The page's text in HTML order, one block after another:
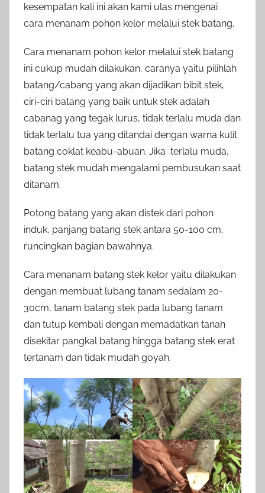
kesempatan kali ini akan kami ulas mengenai
cara menanam pohon kelor melalui stek batang.
Cara menanam pohon kelor melalui stek batang
ini cukup mudah dilakukan, caranya yaitu pilihlah
batang/cabang yang akan dijadikan bibit stek,
ciri-ciri batang yang baik untuk stek adalah
cabanag yang tegak lurus, tidak terlalu muda dan
tidak terlalu tua yang ditandai dengan warna kulit
batang coklat keabu-abuan. Jika terlalu muda,
batang stek mudah mengalami pembusukan saat
ditanam.
Potong batang yang akan distek dari pohon
induk, panjang batang stek antara 50-100 cm,
runcingkan bagian bawahnya.
Cara menanam batang stek kelor yaitu dilakukan
dengan membuat lubang tanam sedalam 20-
30cm, tanam batang stek pada lubang tanam
dan tutup kembali dengan memadatkan tanah
disekitar pangkal batang hingga batang stek erat
tertanam dan tidak mudah goyah.